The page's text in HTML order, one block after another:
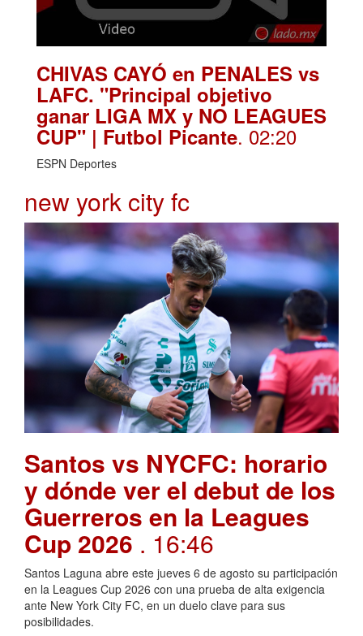
CHIVAS CAYÓ en PENALES vs
LAFC. "Principal objetivo
ganar LIGA MX y NO LEAGUES
CUP" | Futbol Picante. 02:20
ESPN Deportes
new york city fc
Santos vs NYCFC: horario
y dónde ver el debut de los
Guerreros en la Leagues
Cup 2026 . 16:46
Santos Laguna abre este jueves 6 de agosto su participación
en la Leagues Cup 2026 con una prueba de alta exigencia
ante New York City FC, en un duelo clave para sus
posibilidades.